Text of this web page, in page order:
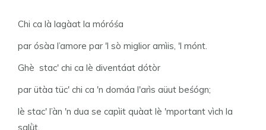
Chi ca là lagàat la móróśa
par ósàa l’amore par 'l sò miglior amìis, 'l mónt.
Ghè stac' chi ca lè diventáat dótòr
par ütàa tüc' chi ca 'n domáa l'arìs aüut beśógn;
lè stac' l’àn 'n dua se capìit quàat lè 'mportant vìch la
salǜt,